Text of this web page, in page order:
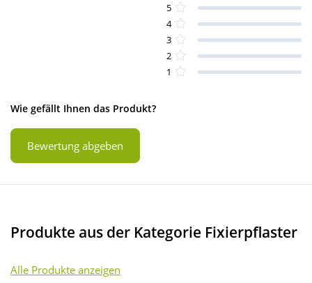
5
4
3
2
1
Wie gefällt Ihnen das Produkt?
Bewertung abgeben
Produkte aus der Kategorie Fixierpflaster
Alle Produkte anzeigen